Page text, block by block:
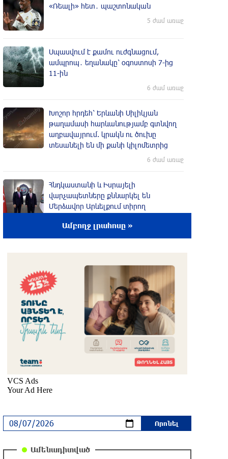
«Ռեալի» հետ․ պաշտոնական
5 ժամ առաջ
Սպասվում է քամու ուժգնացում,
ամպրոպ․ եղանակը՝ օգոստոսի 7-ից
11-ին
6 ժամ առաջ
Խոշոր հրդեհ՝ Երևանի Սիլիկյան
թաղամասի հարևանությամբ գտնվող
աղբավայրում. կրակն ու ծուխը
տեսանելի են մի քանի կիլոմետրից
6 ժամ առաջ
Հնդկաստանի և Իսրայելի
վարչապետները քննարկել են
Մերձավոր Արևելքում տիրող
շրջանում արմատից փտած հերթական
ծառն է տապալվել
7 ժամ առաջ
Իրանը և Օմանը պլանավորում են
փոխել Հորմուզի նեղուցի
նավագնացության կառուցվածքը
7 ժամ առաջ
Քոսակյանը հաղթահարել են
7 ժամ առաջ
վարորդին դուրս են բերել
Ամբողջ լրահոսը »
Ամենադիտված